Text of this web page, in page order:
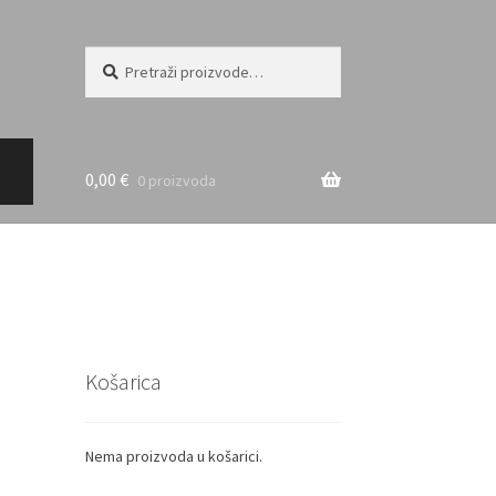
0,00 € 0 proizvoda
Košarica
Nema proizvoda u košarici.